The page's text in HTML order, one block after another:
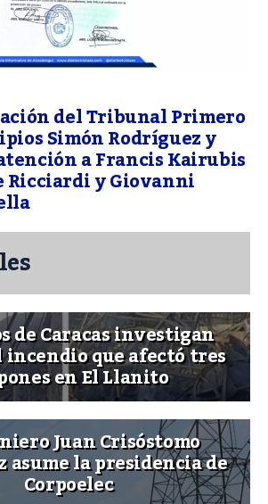
del Tribunal Primero
Simón Rodríguez y
a Francis Kairubis
Ricciardi y Giovanni
de Caracas investigan
incendio que afectó tres
en El Llanito
Juan Crisóstomo
asume la presidencia de
Corpoelec